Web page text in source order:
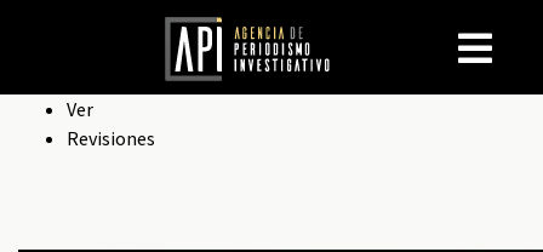
Solapas
Ver
Revisiones